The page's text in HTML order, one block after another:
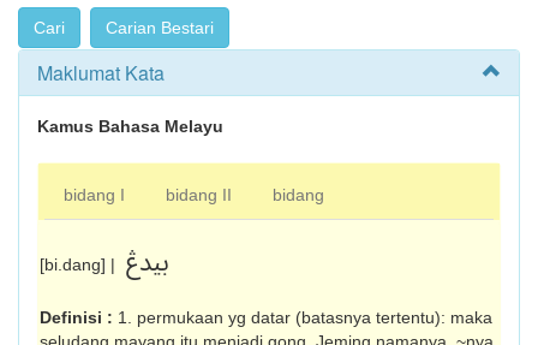
Maklumat Kata
Kamus Bahasa Melayu
bidang I bidang II bidang
[bi.dang] | بيدڠ
Definisi : 1. permukaan yg datar (batasnya tertentu): maka